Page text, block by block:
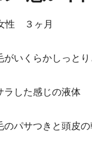
性 ３ヶ月
がいくらかしっとり
ラした感じの液体
のパサつきと頭皮の